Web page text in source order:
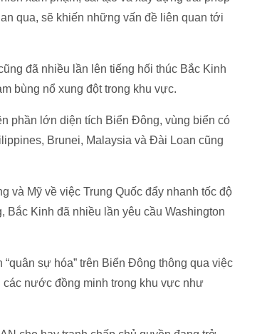
qua, sẽ khiến những vấn đề liên quan tới
đã nhiều lần lên tiếng hối thúc Bắc Kinh
bùng nổ xung đột trong khu vực.
phần lớn diện tích Biển Đông, vùng biển có
Brunei, Malaysia và Đài Loan cũng
và Mỹ về việc Trung Quốc đẩy nhanh tốc độ
Bắc Kinh đã nhiều lần yêu cầu Washington
sự hóa” trên Biển Đông thông qua việc
nước đồng minh trong khu vực như